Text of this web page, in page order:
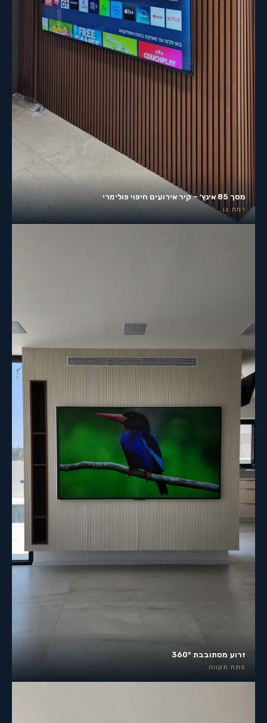
מסך 85 אינץ׳ – קיר אירועים חיפוי פולימרי
רמת גן
זרוע מסתובבת 360°
פתח תקווה